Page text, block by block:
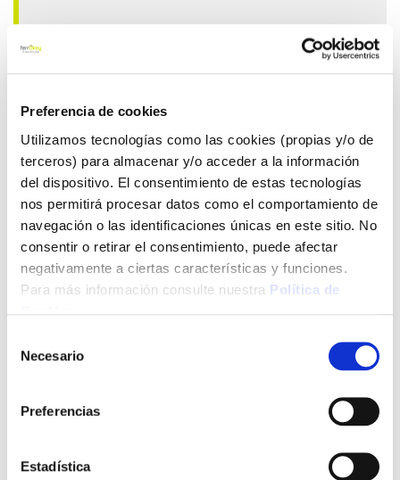
Preferencia de cookies
Utilizamos tecnologías como las cookies (propias y/o de
terceros) para almacenar y/o acceder a la información
del dispositivo. El consentimiento de estas tecnologías
nos permitirá procesar datos como el comportamiento de
navegación o las identificaciones únicas en este sitio. No
consentir o retirar el consentimiento, puede afectar
negativamente a ciertas características y funciones.
Para más información consulte nuestra Política de
Necesario
Preferencias
Estadística